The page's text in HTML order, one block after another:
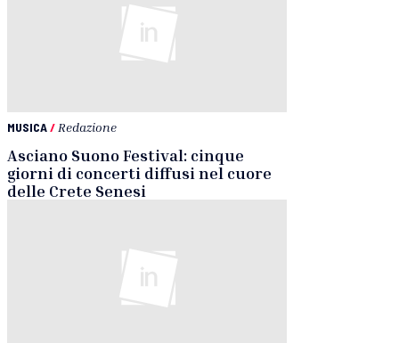
MUSICA/ Redazione
Asciano Suono Festival: cinque
giorni di concerti diffusi nel cuore
delle Crete Senesi